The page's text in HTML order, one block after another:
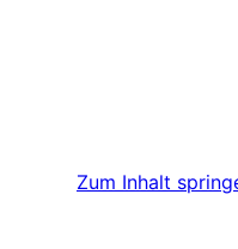
Zum Inhalt